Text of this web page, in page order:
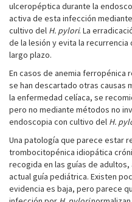
ulceropéptica durante la
activa de esta infección
cultivo del H. pylori. La
de la lesión y evita la recurrencia
largo plazo.
En casos de anemia ferropénica
se han descartado otras causas
la enfermedad celíaca, se
pero no mediante métodos no
endoscopia con cultivo del H.
Una patología que parece estar
trombocitopénica idiopática
recogida en las guías de
actual guía pediátrica. Existen
evidencia es baja, pero parece